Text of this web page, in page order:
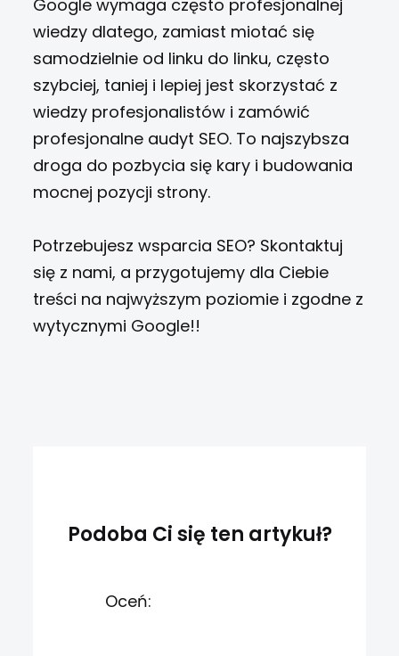
Google wymaga często profesjonalnej
wiedzy dlatego, zamiast miotać się
samodzielnie od linku do linku, często
szybciej, taniej i lepiej jest skorzystać z
wiedzy profesjonalistów i zamówić
profesjonalne audyt SEO. To najszybsza
droga do pozbycia się kary i budowania
mocnej pozycji strony.
Potrzebujesz wsparcia SEO? Skontaktuj
się z nami, a przygotujemy dla Ciebie
treści na najwyższym poziomie i zgodne z
wytycznymi Google!!
Podoba Ci się ten artykuł?
Oceń: